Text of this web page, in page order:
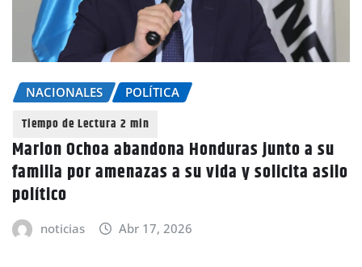
NACIONALES POLÍTICA
Marlon Ochoa abandona Honduras junto a su
familia por amenazas a su vida y solicita asilo
político
noticias Abr 17, 2026